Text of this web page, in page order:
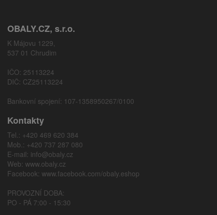
OBALY.CZ, s.r.o.
K Májovu 1229,
537 01 Chrudim
IČO: 25113224
DIČ: CZ25113224
Bankovní spojení: 107-1358950267/0100
Kontakty
Tel.: +420 469 620 384
Mob.: +420 737 287 080
E-mail: info@obaly.cz
Web: www.obaly.cz
Facebook: www.facebook.com/obaly.eshop
PROVOZNÍ DOBA:
PO - PÁ 7:00 - 15:30